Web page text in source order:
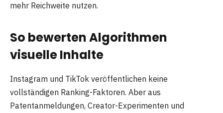
mehr Reichweite nutzen.
So bewerten Algorithmen
visuelle Inhalte
Instagram und TikTok veröffentlichen keine
vollständigen Ranking-Faktoren. Aber aus
Patentanmeldungen, Creator-Experimenten und